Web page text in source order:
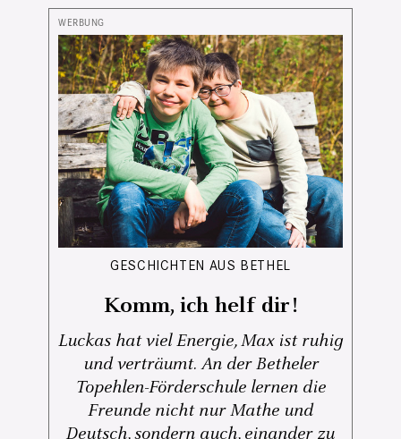
GESCHICHTEN AUS BETHEL
Komm, ich helf dir!
Luckas hat viel Energie, Max ist ruhig
und verträumt. An der Betheler
Topehlen-Förderschule lernen die
Freunde nicht nur Mathe und
Deutsch, sondern auch, einander zu